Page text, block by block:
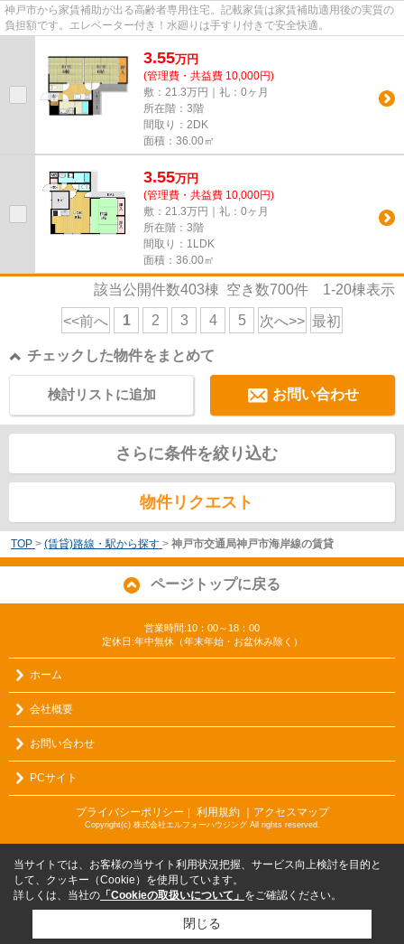
神戸市から家賃補助が出る高齢者専用住宅。記載家賃は家賃補助適用後の実質の
負担額です。エレベーター付き！水廻りは手すり付きで安全快適。
3.55万円
(管理費・共益費 10,000円)
敷：21.3万円｜礼：0ヶ月
所在階：3階
間取り：2DK
面積：36.00㎡
3.55万円
(管理費・共益費 10,000円)
敷：21.3万円｜礼：0ヶ月
所在階：3階
間取り：1LDK
面積：36.00㎡
該当公開件数403棟 空き数700件 1-20棟表示
<<前へ 1 2 3 4 5 次へ>> 最初
チェックした物件をまとめて
お問い合わせ
検討リストに追加
さらに条件を絞り込む
物件リクエスト
TOP > (賃貸)路線・駅から探す > 神戸市交通局神戸市海岸線の賃貸
ページトップに戻る
営業時間:10：00～18：00
定休日:年中無休（年末年始・お盆休み除く）
ホーム
会社概要
お問い合わせ
PCサイト
プライバシーポリシー ｜ 利用規約 ｜アクセスマップ
Copyright(c) 株式会社エルフォーハウジング All rights reserved.
当サイトでは、お客様の当サイト利用状況把握、サービス向上検討を目的と
して、クッキー（Cookie）を使用しています。
詳しくは、当社の 「Cookieの取扱いについて」 をご確認ください。
閉じる